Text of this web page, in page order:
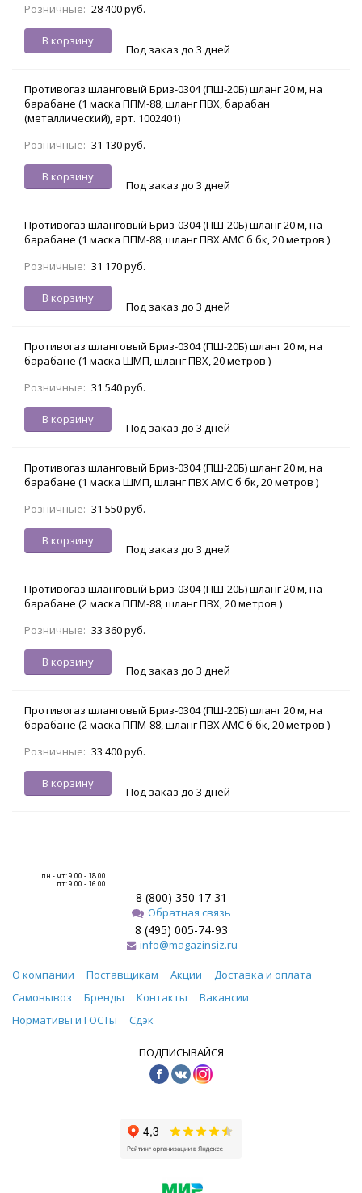
Розничные: 28 400 руб.
В корзину
Под заказ до 3 дней
Противогаз шланговый Бриз-0304 (ПШ-20Б) шланг 20 м, на
барабане (1 маска ППМ-88, шланг ПВХ, барабан
(металлический), арт. 1002401)
Розничные: 31 130 руб.
В корзину
Под заказ до 3 дней
Противогаз шланговый Бриз-0304 (ПШ-20Б) шланг 20 м, на
барабане (1 маска ППМ-88, шланг ПВХ АМС б бк, 20 метров )
Розничные: 31 170 руб.
В корзину
Под заказ до 3 дней
Противогаз шланговый Бриз-0304 (ПШ-20Б) шланг 20 м, на
барабане (1 маска ШМП, шланг ПВХ, 20 метров )
Розничные: 31 540 руб.
В корзину
Под заказ до 3 дней
Противогаз шланговый Бриз-0304 (ПШ-20Б) шланг 20 м, на
барабане (1 маска ШМП, шланг ПВХ АМС б бк, 20 метров )
Розничные: 31 550 руб.
В корзину
Под заказ до 3 дней
Противогаз шланговый Бриз-0304 (ПШ-20Б) шланг 20 м, на
барабане (2 маска ППМ-88, шланг ПВХ, 20 метров )
Розничные: 33 360 руб.
В корзину
Под заказ до 3 дней
Противогаз шланговый Бриз-0304 (ПШ-20Б) шланг 20 м, на
барабане (2 маска ППМ-88, шланг ПВХ АМС б бк, 20 метров )
Розничные: 33 400 руб.
В корзину
Под заказ до 3 дней
пн - чт: 9.00 - 18.00
пт: 9.00 - 16.00
8 (800) 350 17 31
Обратная связь
8 (495) 005-74-93
info@magazinsiz.ru
О компании Поставщикам Акции
Доставка и оплата
Самовывоз
Бренды Контакты
Вакансии
Нормативы и ГОСТы
Сдэк
ПОДПИСЫВАЙСЯ